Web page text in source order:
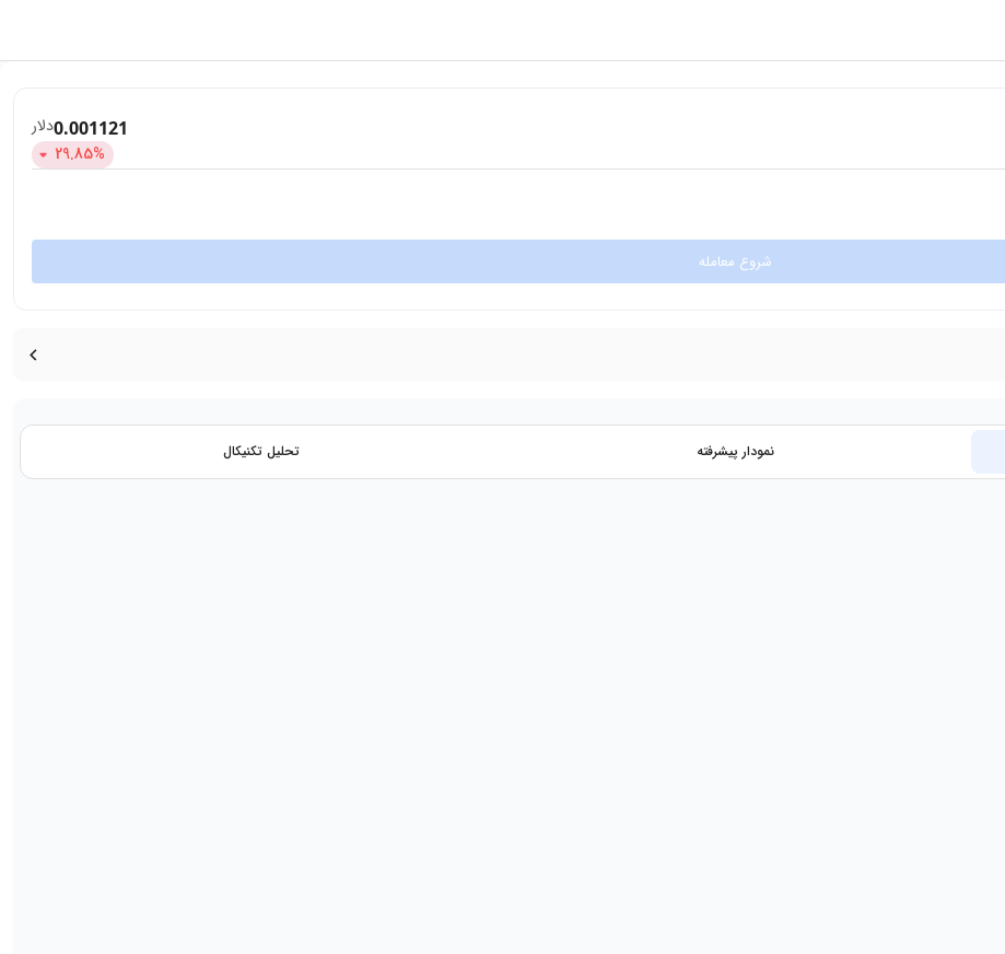
0.001121دلار
29.85%
شروع معامله
نمودار پیشرفته تحلیل تکنیکال